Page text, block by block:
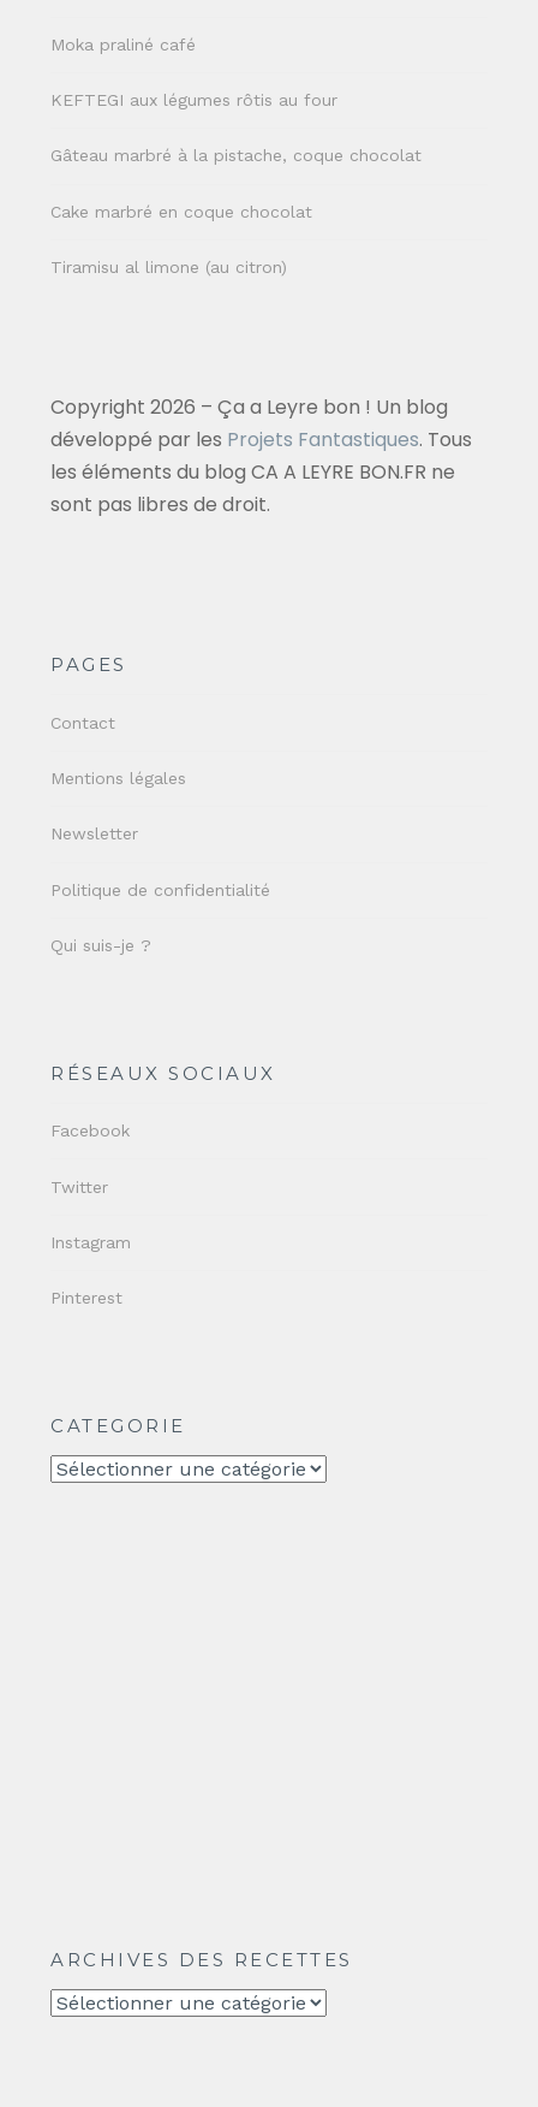
Moka praliné café
KEFTEGI aux légumes rôtis au four
Gâteau marbré à la pistache, coque chocolat
Cake marbré en coque chocolat
Tiramisu al limone (au citron)
Copyright 2026 – Ça a Leyre bon ! Un blog
développé par les Projets Fantastiques. Tous
les éléments du blog CA A LEYRE BON.FR ne
sont pas libres de droit.
PAGES
Contact
Mentions légales
Newsletter
Politique de confidentialité
Qui suis-je ?
RÉSEAUX SOCIAUX
Facebook
Twitter
Instagram
Pinterest
CATEGORIE
CATEGORIE
ARCHIVES DES RECETTES
Archives